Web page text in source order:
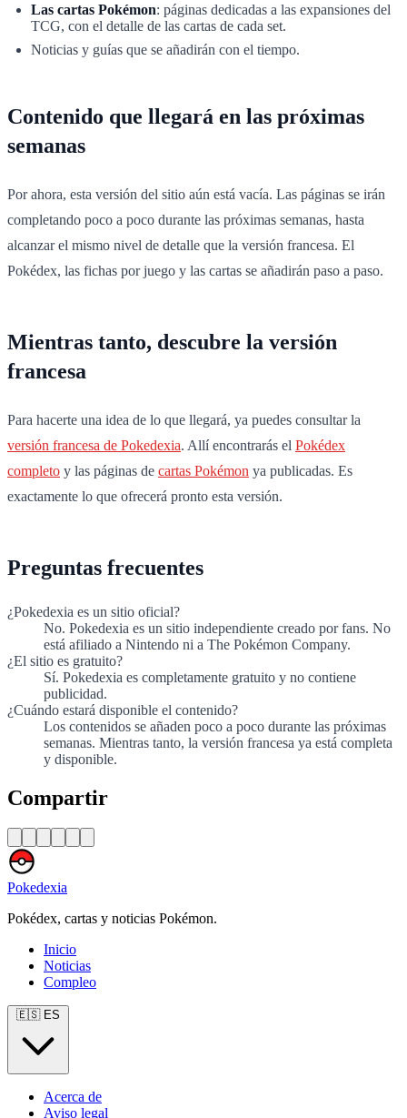
Las cartas Pokémon: páginas dedicadas a las expansiones del
TCG, con el detalle de las cartas de cada set.
Noticias y guías que se añadirán con el tiempo.
Contenido que llegará en las próximas
semanas
Por ahora, esta versión del sitio aún está vacía. Las páginas se irán
completando poco a poco durante las próximas semanas, hasta
alcanzar el mismo nivel de detalle que la versión francesa. El
Pokédex, las fichas por juego y las cartas se añadirán paso a paso.
Mientras tanto, descubre la versión
francesa
Para hacerte una idea de lo que llegará, ya puedes consultar la
versión francesa de Pokedexia. Allí encontrarás el Pokédex
completo y las páginas de cartas Pokémon ya publicadas. Es
exactamente lo que ofrecerá pronto esta versión.
Preguntas frecuentes
¿Pokedexia es un sitio oficial?
No. Pokedexia es un sitio independiente creado por fans. No
está afiliado a Nintendo ni a The Pokémon Company.
¿El sitio es gratuito?
Sí. Pokedexia es completamente gratuito y no contiene
publicidad.
¿Cuándo estará disponible el contenido?
Los contenidos se añaden poco a poco durante las próximas
semanas. Mientras tanto, la versión francesa ya está completa
y disponible.
Compartir
Pokedexia
Pokédex, cartas y noticias Pokémon.
Inicio
Noticias
Compleo
Acerca de
Aviso legal